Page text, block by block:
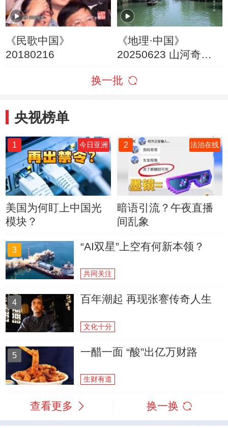
《民歌中国》
20180216
《地理·中国》
20250623 山河奇观5·
换一批
央视榜单
1 今日亚洲
美国为何盯上中国光
模块？
2 法治在线
暗语引流？午夜直播
间乱象
3 “AI双星”上空有何新本领？
共同关注
4 百年潮起 再现张謇传奇人生
文化十分
5 一醋一面 “酸”出亿万财路
生财有道
查看更多 换一换